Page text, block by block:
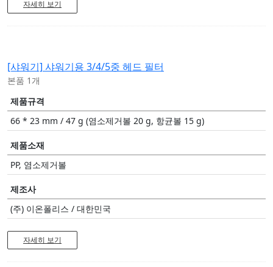
자세히 보기
[샤워기] 샤워기용 3/4/5중 헤드 필터
본품 1개
제품규격
66 * 23 mm / 47 g (염소제거볼 20 g, 항균볼 15 g)
제품소재
PP, 염소제거볼
제조사
(주) 이온폴리스 / 대한민국
자세히 보기